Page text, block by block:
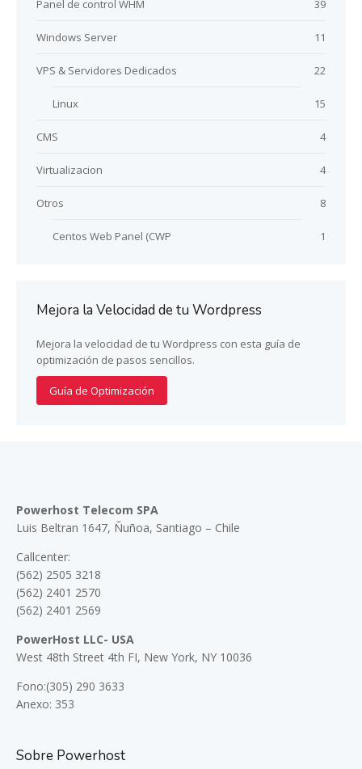
Panel de control WHM 39
Windows Server 11
VPS & Servidores Dedicados 22
Linux 15
CMS 4
Virtualizacion 4
Otros 8
Centos Web Panel (CWP 1
Mejora la Velocidad de tu Wordpress
Mejora la velocidad de tu Wordpress con esta guía de
optimización de pasos sencillos.
Guía de Optimización
Powerhost Telecom SPA
Luis Beltran 1647, Ñuñoa, Santiago – Chile
Callcenter:
(562) 2505 3218
(562) 2401 2570
(562) 2401 2569
PowerHost LLC- USA
West 48th Street 4th FI, New York, NY 10036
Fono:(305) 290 3633
Anexo: 353
Sobre Powerhost